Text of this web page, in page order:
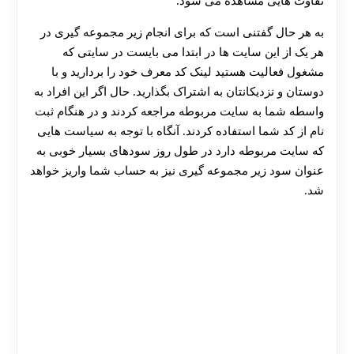
به هر حال گفتنی است که برای انجام زیر مجموعه گیری در
هر یک از این سایت‌ ها در ابتدا می‌ بایست در سایتی که
مشغول فعالیت هستید لینک کد معرف خود را بردارید و با
دوستان و نزدیکانتان به اشتراک بگذارید. حال اگر این افراد به
واسطه شما به سایت مربوطه مراجعه کردند و در هنگام ثبت
نام از کد شما استفاده کردند. آنگاه با توجه به سیاست‌ هایی
که سایت مربوطه دارد در طول روز سودهای بسیار خوبی به
عنوان سود زیر مجموعه گیری نیز به حساب شما واریز خواهد
شد.